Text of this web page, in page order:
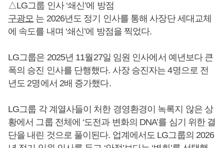
△LG그룹 인사 ‘쇄신’에 방점
구광모 는 2026년도 정기 인사를 통해 사장단 세대교체
에 속도를 내며 ‘쇄신’에 방점을 찍었다.
LG그룹은 2025년 11월27일 임원 인사에서 예년보다 큰
폭의 승진 인사를 단행했다. 사장 승진자는 4명으로 전
년도 2명에서 2배 증가했다.
LG그룹 각 계열사들이 처한 경영환경이 녹록지 않은 상
황에서 그룹 전체에 ‘도전과 변화의 DNA’를 심기 위한 결
단을 내린 것으로 풀이된다. 업계에서도 LG그룹의 2026